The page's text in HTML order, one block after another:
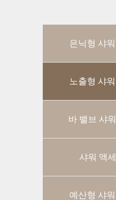
은닉형 샤
노출형 샤
바 밸브 샤
샤워 액
예산형 샤